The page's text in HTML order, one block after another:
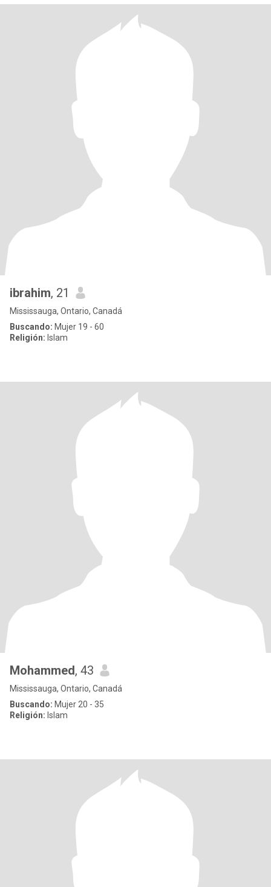
ibrahim, 21
Mississauga, Ontario, Canadá
Buscando: Mujer 19 - 60
Religión: Islam
Mohammed, 43
Mississauga, Ontario, Canadá
Buscando: Mujer 20 - 35
Religión: Islam